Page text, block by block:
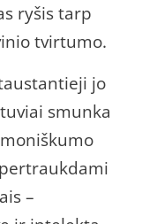
ryšis tarp
tvirtumo.
jo
smunka
–